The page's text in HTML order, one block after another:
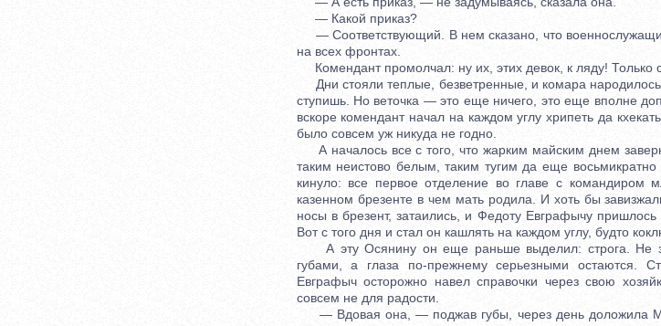
— Какой приказ?
— Соответствующий. В нем сказано, что
на всех фронтах.
Комендант промолчал: ну их, этих девок, к ляду! Только
Дни стояли теплые, безветренные, и комара народилось
ступишь. Но веточка — это еще ничего, это еще вполне
вскоре комендант начал на каждом углу хрипеть да
было совсем уж никуда не годно.
А началось все с того, что жарким майским днем
таким неистово белым, таким тугим да еще
кинуло: все первое отделение во главе с командиром
казенном брезенте в чем мать родила. И хоть бы
носы в брезент, затаились, и Федоту Евграфычу пришлось
Вот с того дня и стал он кашлять на каждом углу, будто
А эту Осянину он еще раньше выделил: строга. Не
губами, а глаза по-прежнему серьезными остаются.
Евграфыч осторожно навел справочки через свою
совсем не для радости.
— Вдовая она, — поджав губы, через день доложила